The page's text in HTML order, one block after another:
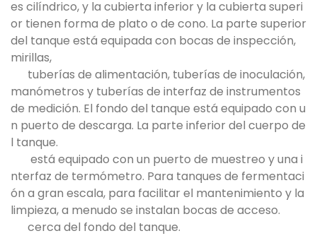
es cilíndrico, y la cubierta inferior y la cubierta superi
or tienen forma de plato o de cono. La parte superior
del tanque está equipada con bocas de inspección,
mirillas,
tuberías de alimentación, tuberías de inoculación,
manómetros y tuberías de interfaz de instrumentos
de medición. El fondo del tanque está equipado con u
n puerto de descarga. La parte inferior del cuerpo de
l tanque.
está equipado con un puerto de muestreo y una i
nterfaz de termómetro. Para tanques de fermentaci
ón a gran escala, para facilitar el mantenimiento y la
limpieza, a menudo se instalan bocas de acceso.
cerca del fondo del tanque.